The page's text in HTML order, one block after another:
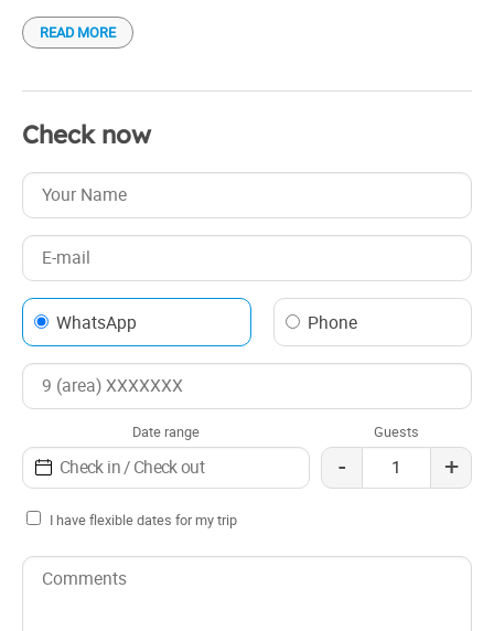
Property amenities include free Wi-Fi, free private parking,
dinner. It also has a shared lounge and offers room
service.
The rooms are equipped with a desk, a flat-screen TV and
a private bathroom with free toiletries. Some cabins have
full kitchens with refrigerators, ovens, and microwaves.
READ MORE
Check now
WhatsApp Phone
Date range Guests
- +
I have flexible dates for my trip